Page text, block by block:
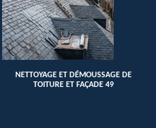
NETTOYAGE ET DÉMOUSSAGE DE
TOITURE ET FAÇADE 49